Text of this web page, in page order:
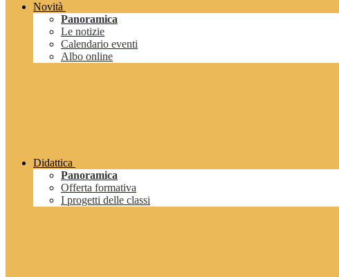
Novità
Panoramica
Le notizie
Calendario eventi
Albo online
Didattica
Panoramica
Offerta formativa
I progetti delle classi